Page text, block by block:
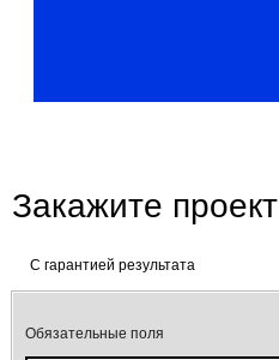
Закажите проект
C гарантией результата
Обязательные поля